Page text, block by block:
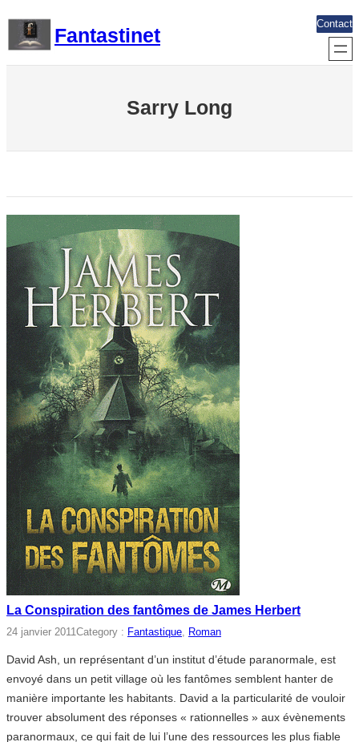
contenu
Fantastinet
Contact
Sarry Long
La Conspiration des fantômes de James Herbert
24 janvier 2011Category : Fantastique, Roman
David Ash, un représentant d’un institut d’étude paranormale, est
envoyé dans un petit village où les fantômes semblent hanter de
manière importante les habitants. David a la particularité de vouloir
trouver absolument des réponses « rationnelles » aux évènements
paranormaux, ce qui fait de lui l’une des ressources les plus fiable